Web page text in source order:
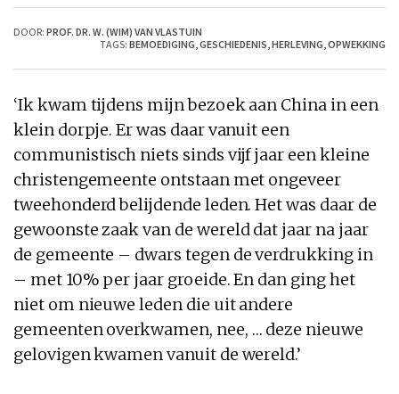
DOOR: PROF. DR. W. (WIM) VAN VLASTUIN
TAGS: BEMOEDIGING GESCHIEDENIS HERLEVING OPWEKKING
‘Ik kwam tijdens mijn bezoek aan China in een
klein dorpje. Er was daar vanuit een
communistisch niets sinds vijf jaar een kleine
christengemeente ontstaan met ongeveer
tweehonderd belijdende leden. Het was daar de
gewoonste zaak van de wereld dat jaar na jaar
de gemeente – dwars tegen de verdrukking in
– met 10% per jaar groeide. En dan ging het
niet om nieuwe leden die uit andere
gemeenten overkwamen, nee, … deze nieuwe
gelovigen kwamen vanuit de wereld.’